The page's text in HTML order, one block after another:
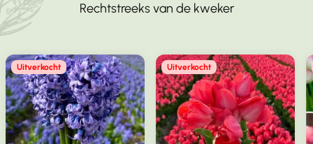
Rechtstreeks van de kweker
Uitverkocht Uitverkocht